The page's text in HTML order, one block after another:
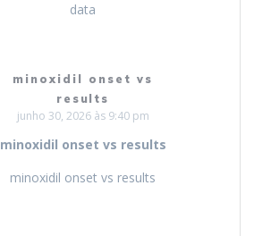
data
minoxidil onset vs
results
junho 30, 2026 às 9:40 pm
minoxidil onset vs results
minoxidil onset vs results